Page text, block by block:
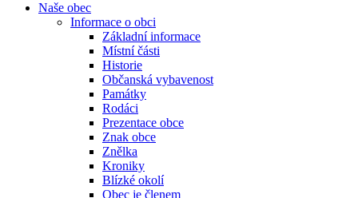
Naše obec
Informace o obci
Základní informace
Místní části
Historie
Občanská vybavenost
Památky
Rodáci
Prezentace obce
Znak obce
Znělka
Kroniky
Blízké okolí
Obec je členem